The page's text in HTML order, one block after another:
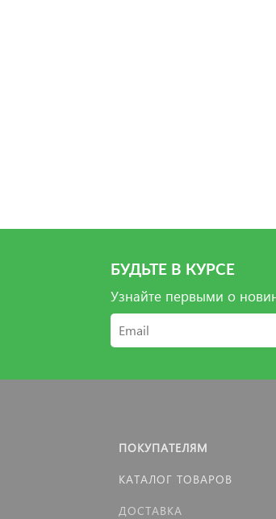
БУДЬТЕ В КУРСЕ
Узнайте первыми о
ПОКУПАТЕЛЯМ
КАТАЛОГ ТОВАРОВ
ДОСТАВКА